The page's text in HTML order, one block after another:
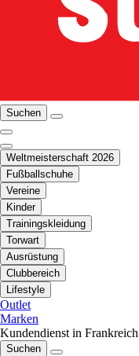
Suchen
Weltmeisterschaft 2026
Fußballschuhe
Vereine
Kinder
Trainingskleidung
Torwart
Ausrüstung
Clubbereich
Lifestyle
Outlet
Marken
Kundendienst in Frankreich
Suchen